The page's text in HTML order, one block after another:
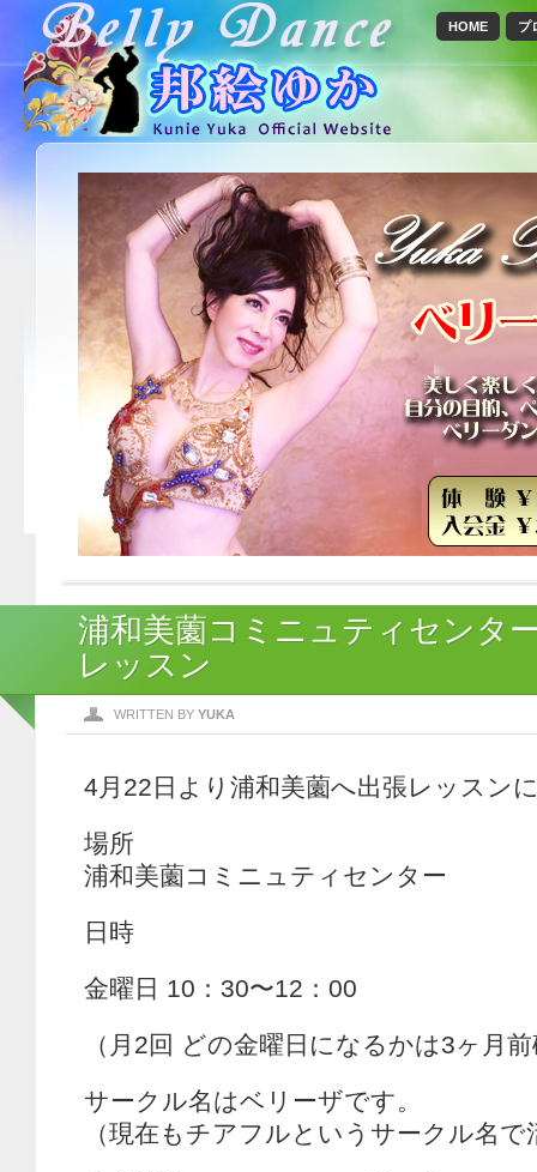
プ
HOME
浦和美薗コミニュティセンタ
レッスン
WRITTEN BY YUKA
4月22日より浦和美薗へ出張レッスン
場所
浦和美薗コミニュティセンター
日時
金曜日 10：30〜12：00
（月2回 どの金曜日になるかは3ヶ月
サークル名はベリーザです。
（現在もチアフルというサークル名で